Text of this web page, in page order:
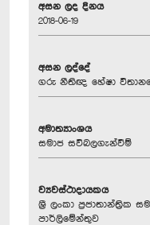
අසන ලද දිනය
2018-06-19
අසන ලද්දේ
ගරු නීතිඥ හේෂා
අමාත්‍යාංශය
සමාජ සවිබලගැන්වීම්
ව්‍යවස්ථාදායකය
ශ්‍රී ලංකා ප්‍රජාතාන්ත්‍රික
පාර්ලිමේන්තුව